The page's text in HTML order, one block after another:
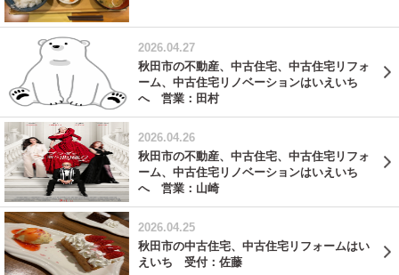
2026.04.27
秋田市の不動産、中古住宅、中古住宅リフォ
ーム、中古住宅リノベーションはいえいち
へ 営業：田村
2026.04.26
秋田市の不動産、中古住宅、中古住宅リフォ
ーム、中古住宅リノベーションはいえいち
へ 営業：山崎
2026.04.25
秋田市の中古住宅、中古住宅リフォームはい
えいち 受付：佐藤